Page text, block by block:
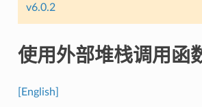
v6.0.2
使用外部堆栈调用函
[English]